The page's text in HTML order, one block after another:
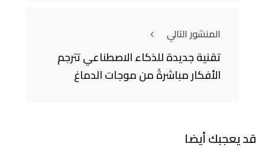
المنشور التالي
تقنية جديدة للذكاء الاصطناعي تترجم
الأفكار مباشرةً من موجات الدماغ
قد يعجبك أيضا